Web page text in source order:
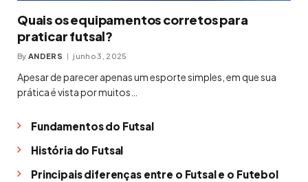
Quais os equipamentos corretos para
praticar futsal?
By ANDERS junho 3, 2025
Apesar de parecer apenas um esporte simples, em que sua
prática é vista por muitos…
Fundamentos do Futsal
História do Futsal
Principais diferenças entre o Futsal e o Futebol